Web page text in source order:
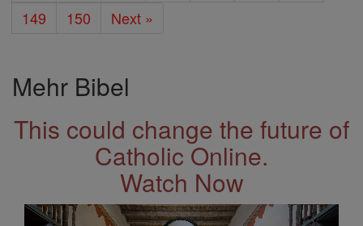
149
150 Next »
Mehr Bibel
This could change the future of
Catholic Online.
Watch Now